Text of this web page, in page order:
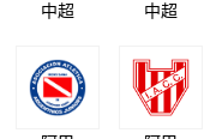
中超 中超